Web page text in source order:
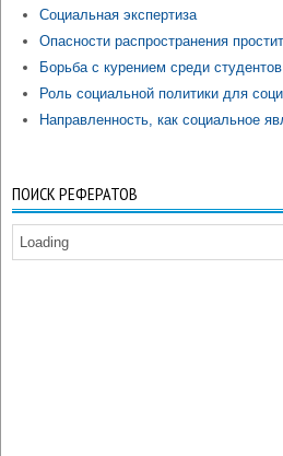
Социальная экспертиза
Опасности распространения
Борьба с курением среди
Роль социальной политики для
Направленность, как социальное
ПОИСК РЕФЕРАТОВ
Loading